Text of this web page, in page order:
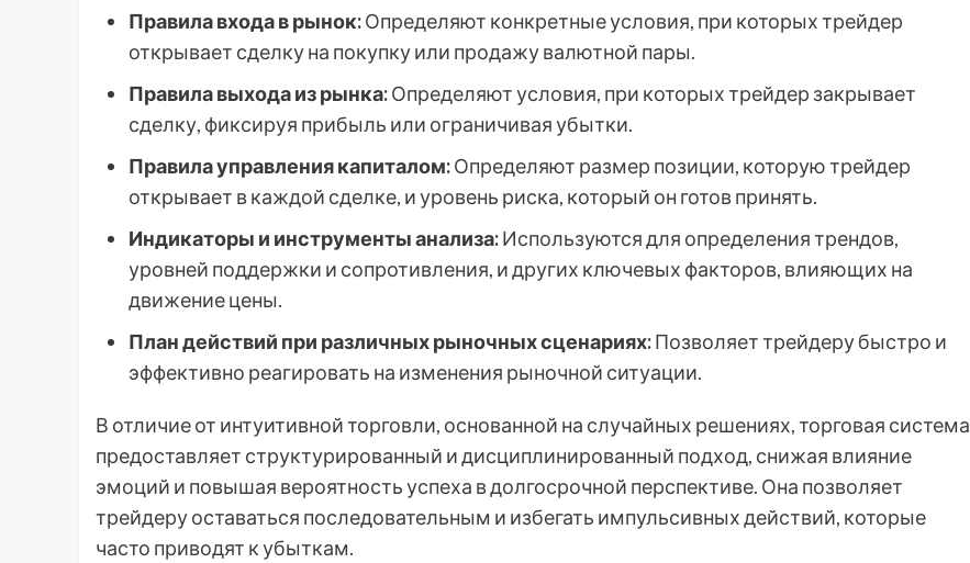
Правила входа в рынок:Определяют конкретные условия, при которых трейдер
открывает сделку на покупку или продажу валютной пары.
Правила выхода из рынка:Определяют условия, при которых трейдер закрывает
сделку, фиксируя прибыль или ограничивая убытки.
Правила управления капиталом:Определяют размер позиции, которую трейдер
открывает в каждой сделке, и уровень риска, который он готов принять.
Индикаторы и инструменты анализа:Используются для определения трендов,
уровней поддержки и сопротивления, и других ключевых факторов, влияющих на
движение цены.
План действий при различных рыночных сценариях:Позволяет трейдеру быстро и
эффективно реагировать на изменения рыночной ситуации.
В отличие от интуитивной торговли, основанной на случайных решениях, торговая система
предоставляет структурированный и дисциплинированный подход, снижая влияние
эмоций и повышая вероятность успеха в долгосрочной перспективе. Она позволяет
трейдеру оставаться последовательным и избегать импульсивных действий, которые
часто приводят к убыткам.